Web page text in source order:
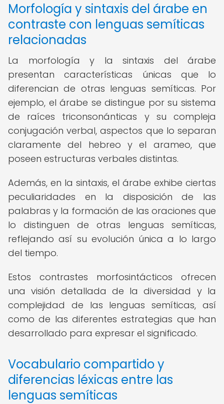
Morfología y sintaxis del árabe en
contraste con lenguas semíticas
relacionadas
La morfología y la sintaxis del árabe
presentan características únicas que lo
diferencian de otras lenguas semíticas. Por
ejemplo, el árabe se distingue por su sistema
de raíces triconsonánticas y su compleja
conjugación verbal, aspectos que lo separan
claramente del hebreo y el arameo, que
poseen estructuras verbales distintas.
Además, en la sintaxis, el árabe exhibe ciertas
peculiaridades en la disposición de las
palabras y la formación de las oraciones que
lo distinguen de otras lenguas semíticas,
reflejando así su evolución única a lo largo
del tiempo.
Estos contrastes morfosintácticos ofrecen
una visión detallada de la diversidad y la
complejidad de las lenguas semíticas, así
como de las diferentes estrategias que han
desarrollado para expresar el significado.
Vocabulario compartido y
diferencias léxicas entre las
lenguas semíticas